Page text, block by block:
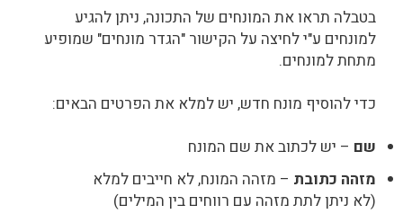
בטבלה תראו את המונחים של התכונה, ניתן להגיע
למונחים ע"י לחיצה על הקישור "הגדר מונחים" שמופיע
מתחת למונחים.
כדי להוסיף מונח חדש, יש למלא את הפרטים הבאים:
שם – יש לכתוב את שם המונח
מזהה כתובת – מזהה המונח, לא חייבים למלא
(לא ניתן לתת מזהה עם רווחים בין המילים)